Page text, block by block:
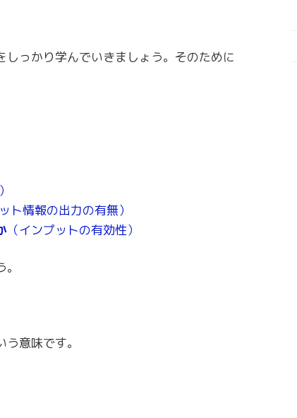
っかり学んでいきましょう。そのために
ト情報の出力の有無）
（インプットの有効性）
意味です。